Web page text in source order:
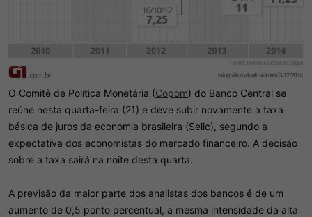
O Comitê de Política Monetária (Copom) do Banco Central se
reúne nesta quarta-feira (21) e deve subir novamente a taxa
básica de juros da economia brasileira (Selic), segundo a
expectativa dos economistas do mercado financeiro. A decisão
sobre a taxa sairá na noite desta quarta.
A previsão da maior parte dos analistas dos bancos é de um
aumento de 0,5 ponto percentual, a mesma intensidade da alta